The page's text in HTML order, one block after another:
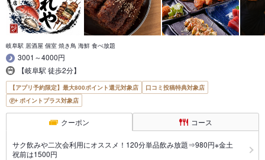
岐阜駅 居酒屋 個室 焼き鳥 海鮮 食べ放題
3001～4000円
【岐阜駅 徒歩2分】
【アプリ予約限定】最大800ポイント還元対象店
口コミ投稿特典対象店
ポイントプラス対象店
クーポン コース
サク飲みや二次会利用にオススメ！120分単品飲み放題⇒980円※金土
祝前は1500円